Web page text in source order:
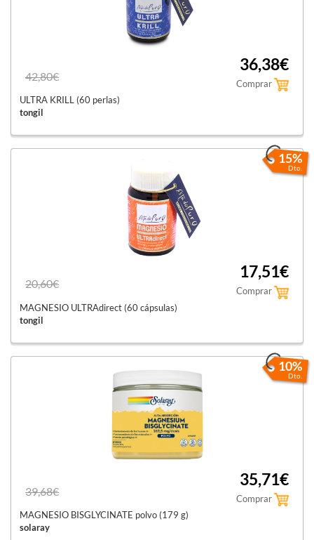
42,80€
36,38€
Comprar
ULTRA KRILL (60 perlas)
tongil
15%
Dto.
20,60€
17,51€
Comprar
MAGNESIO ULTRAdirect (60 cápsulas)
tongil
10%
Dto.
39,68€
35,71€
Comprar
MAGNESIO BISGLYCINATE polvo (179 g)
solaray